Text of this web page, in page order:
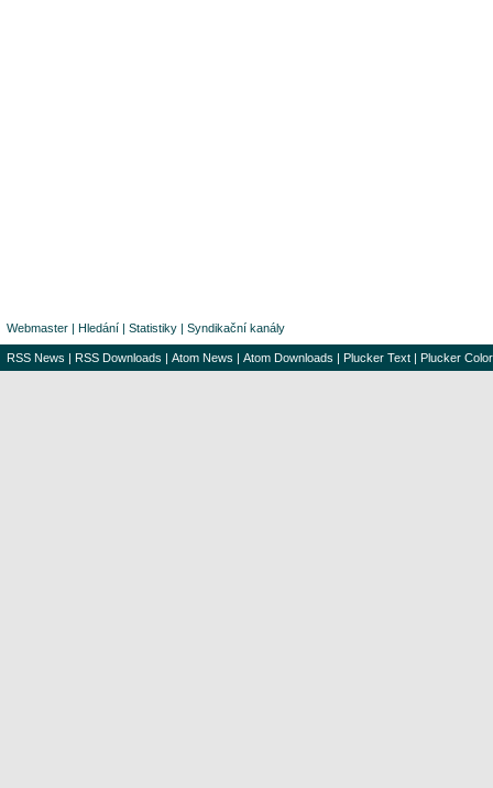
Webmaster | Hledání | Statistiky | Syndikační kanály
RSS News | RSS Downloads | Atom News | Atom Downloads | Plucker Text | Plucker Color